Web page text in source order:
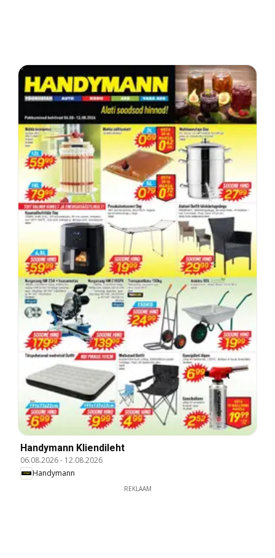
Handymann Kliendileht
06.08.2026- 12.08.2026
Handymann
REKLAAM